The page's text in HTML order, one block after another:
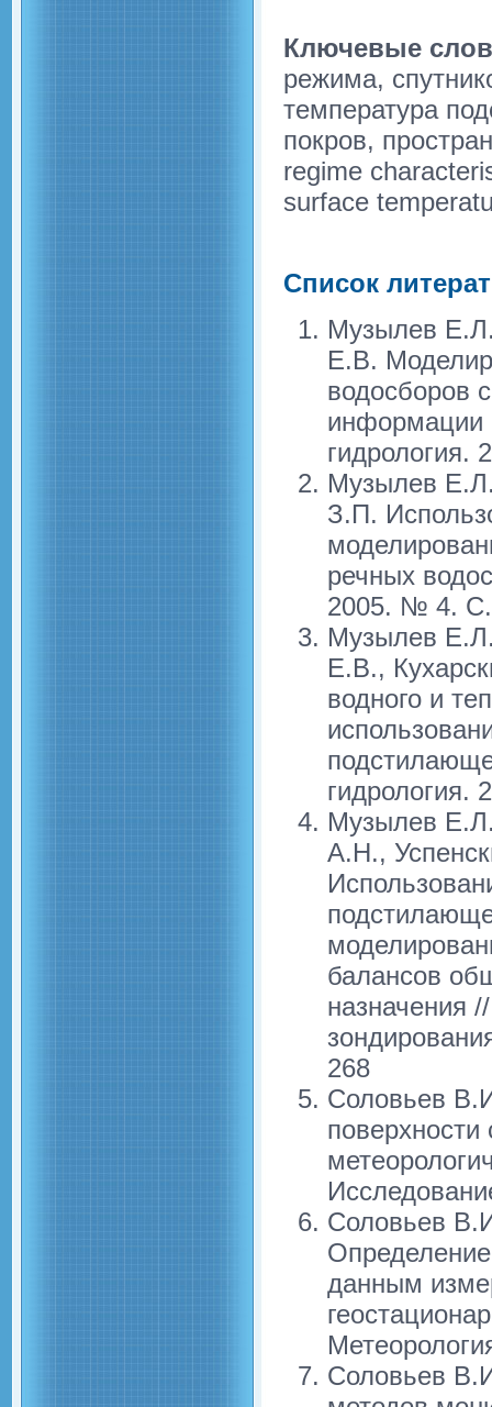
Ключевые
режима,
температура
покров,
regime
surface
Список
Музылев
Е.В.
водосборов
информации
Музылев
З.П.
речных
2005. № 4. С.
Музылев
Е.В.,
водного и
гидрология.
Музылев
А.Н.,
балансов
назначения
268
Соловьев
Соловьев
данным
Соловьев